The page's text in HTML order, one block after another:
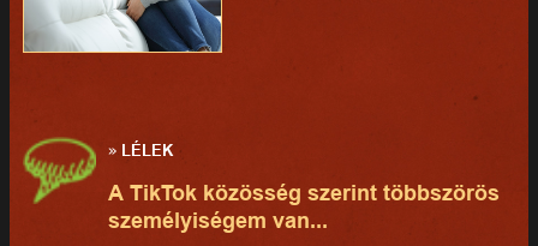
» LÉLEK
A TikTok közösség szerint többszörös
személyiségem van...